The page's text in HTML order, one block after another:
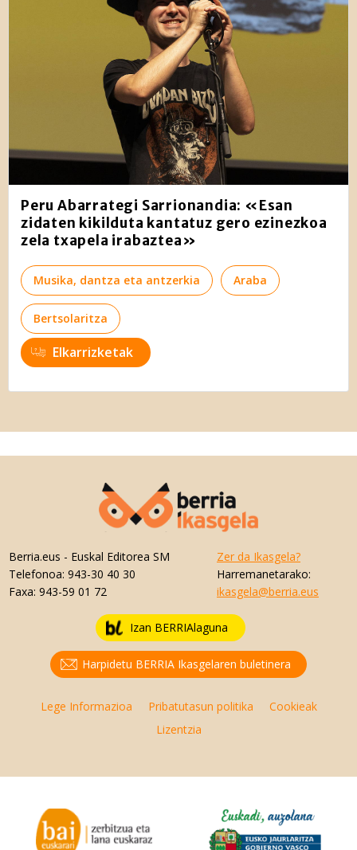
Peru Abarrategi Sarrionandia: «Esan
zidaten kikilduta kantatuz gero ezinezkoa
zela txapela irabaztea»
Musika, dantza eta antzerkia Araba
Bertsolaritza
Elkarrizketak
Berria.eus - Euskal Editorea SM
Telefonoa: 943-30 40 30
Faxa: 943-59 01 72
Zer da Ikasgela?
Harremanetarako:
ikasgela@berria.eus
Izan BERRIAlaguna
Harpidetu BERRIA Ikasgelaren buletinera
Lege Informazioa Pribatutasun politika
Cookieak
Lizentzia